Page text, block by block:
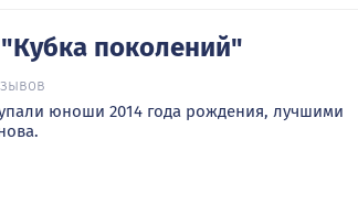
поколений"
юноши 2014 года рождения, лучшими